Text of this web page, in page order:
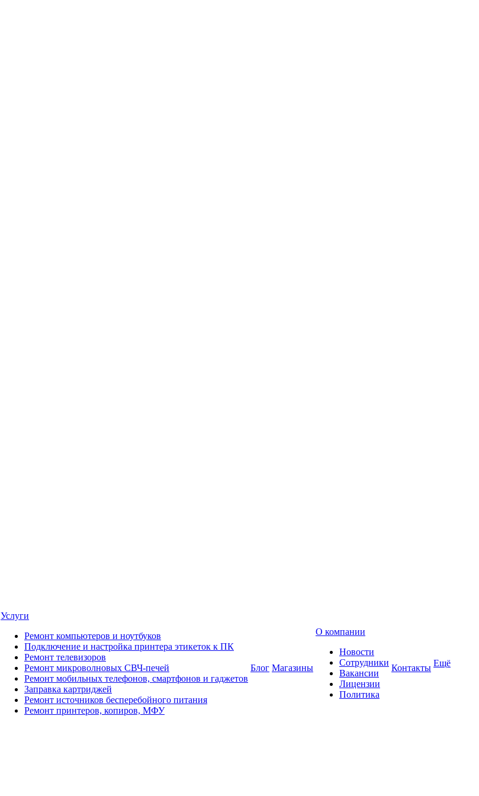
Услуги
Ремонт компьютеров и ноутбуков
Подключение и настройка принтера этикеток к ПК
Ремонт телевизоров
Ремонт микроволновых СВЧ-печей
Ремонт мобильных телефонов, смартфонов и гаджетов
Заправка картриджей
Ремонт источников бесперебойного питания
Ремонт принтеров, копиров, МФУ
Блог Магазины
О компании
Новости
Сотрудники
Вакансии
Лицензии
Политика
Контакты Ещё